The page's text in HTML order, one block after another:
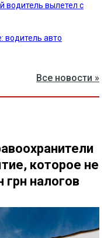
водитель вылетел с
авто
Все новости »
которое не
налогов